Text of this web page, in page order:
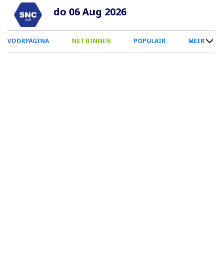
Overslaan
naar
inhoud
do 06 Aug 2026
0
Smartphone
VOORPAGINA NET BINNEN POPULAIR MEER